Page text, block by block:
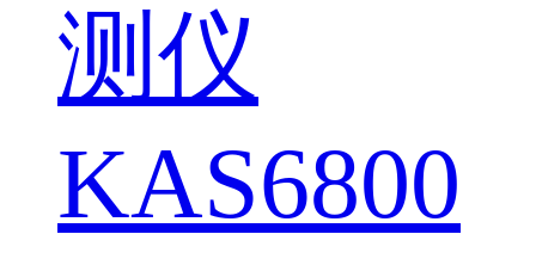
测仪
KAS6800